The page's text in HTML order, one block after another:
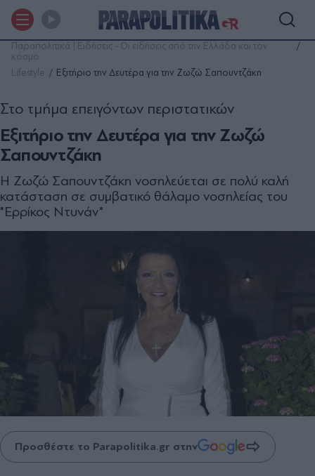
Παραπολιτικά | Ειδήσεις - Οι ειδήσεις από την Ελλάδα και τον
κόσμο
Lifestyle
Εξιτήριο την Δευτέρα για την Ζωζώ Σαπουντζάκη
Εξιτήριο την Δευτέρα για την Ζωζώ
Σαπουντζάκη
Στο τμήμα επειγόντων περιστατικών
H Zωζώ Σαπουντζάκη νοσηλεύεται σε πολύ καλή
κατάσταση σε συμβατικό θάλαμο νοσηλείας του
"Ερρίκος Ντυνάν"
Προσθέστε το Parapolitika.gr στην